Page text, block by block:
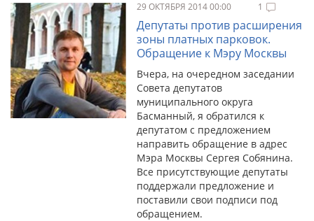
29 ОКТЯБРЯ 2014 00:00 1
Депутаты против расширения
зоны платных парковок.
Обращение к Мэру Москвы
Вчера, на очередном заседании
Совета депутатов
муниципального округа
Басманный, я обратился к
депутатом с предложением
направить обращение в адрес
Мэра Москвы Сергея Собянина.
Все присутствующие депутаты
поддержали предложение и
поставили свои подписи под
обращением.